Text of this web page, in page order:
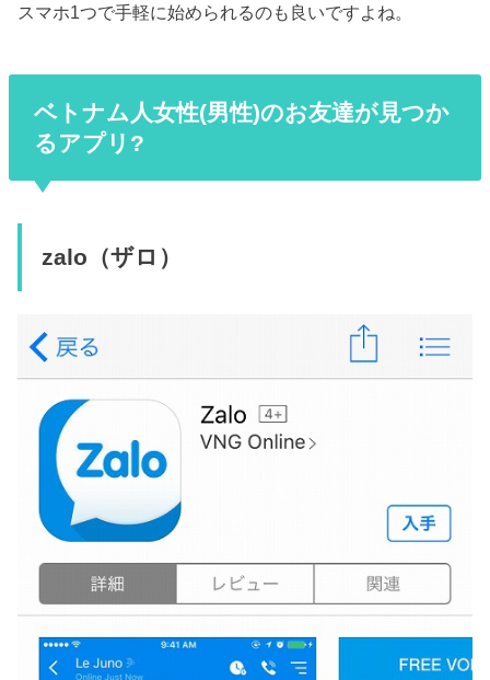
スマホ1つで手軽に始められるのも良いですよね。
ベトナム人女性(男性)のお友達が見つか
るアプリ?
zalo（ザロ）